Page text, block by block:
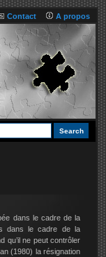
Contact A propos
dans le cadre de la
dans le cadre de la
qu’il ne peut contrôler
(1980) la résignation